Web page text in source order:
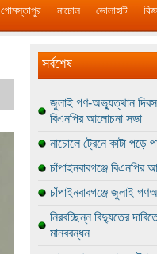
গোমস্তাপুর নাচোল ভোলাহাট
সর্বশেষ
জুলাই গণ-অভ্যুত্থান দিবস
বিএনপির আলোচনা সভা
নাচোলে ট্রেনে কাটা পড়ে
চাঁপাইনবাবগঞ্জে বিএনপির
চাঁপাইনবাবগঞ্জে জুলাই
নিরবচ্ছিন্ন বিদ্যুতের
মানববন্ধন